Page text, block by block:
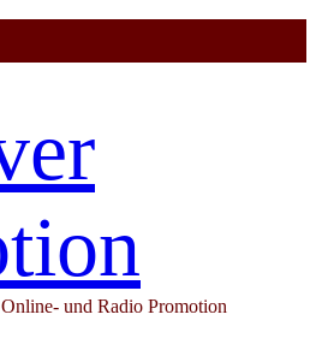
und Radio Promotion